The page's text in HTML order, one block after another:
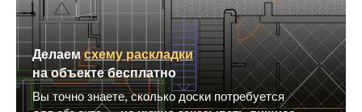
Делаемсхему раскладки
на объекте бесплатно
Вы точно знаете, сколько доски потребуется